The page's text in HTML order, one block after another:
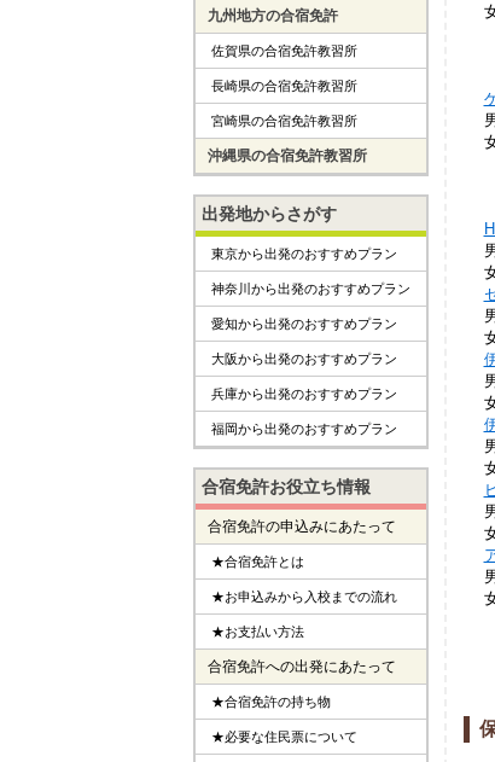
九州地方の合宿免許
佐賀県の合宿免許教習所
長崎県の合宿免許教習所
宮崎県の合宿免許教習所
沖縄県の合宿免許教習所
出発地からさがす
東京から出発のおすすめプラン
神奈川から出発のおすすめプラン
愛知から出発のおすすめプラン
大阪から出発のおすすめプラン
兵庫から出発のおすすめプラン
福岡から出発のおすすめプラン
合宿免許お役立ち情報
合宿免許の申込みにあたって
★合宿免許とは
★お申込みから入校までの流れ
★お支払い方法
合宿免許への出発にあたって
★合宿免許の持ち物
★必要な住民票について